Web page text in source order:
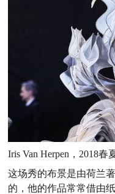
Iris Van Herpen，2018春
这场秀的布景是由荷兰
的，他的作品常常借由